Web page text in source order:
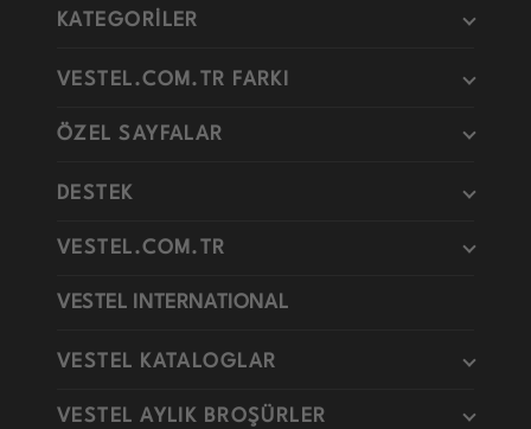
KATEGORİLER
VESTEL.COM.TR FARKI
ÖZEL SAYFALAR
DESTEK
VESTEL.COM.TR
VESTEL INTERNATIONAL
VESTEL KATALOGLAR
VESTEL AYLIK BROŞÜRLER